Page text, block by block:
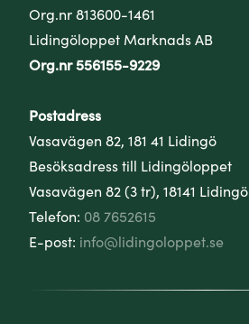
Org.nr 813600-1461
Lidingöloppet Marknads AB
Org.nr 556155-9229
Postadress
Vasavägen 82, 181 41 Lidingö
Besöksadress till Lidingöloppet
Vasavägen 82 (3 tr), 18141 Lidingö
Telefon: 08 7652615
E-post: info@lidingoloppet.se